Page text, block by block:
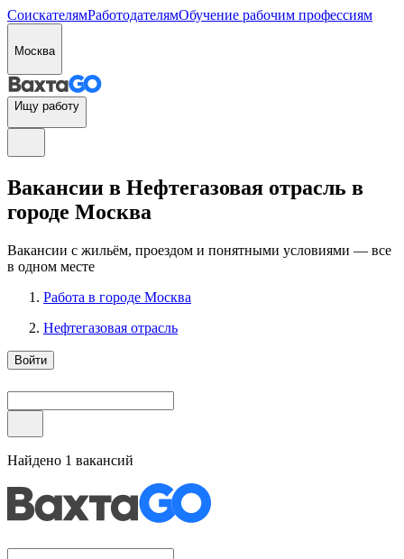
СоискателямРаботодателямОбучение рабочим профессиям
Москва
Ищу работу
Вакансии в Нефтегазовая отрасль в
городе Москва
Вакансии с жильём, проездом и понятными условиями — все
в одном месте
Работа в городе Москва
Нефтегазовая отрасль
Войти
Найдено 1 вакансий